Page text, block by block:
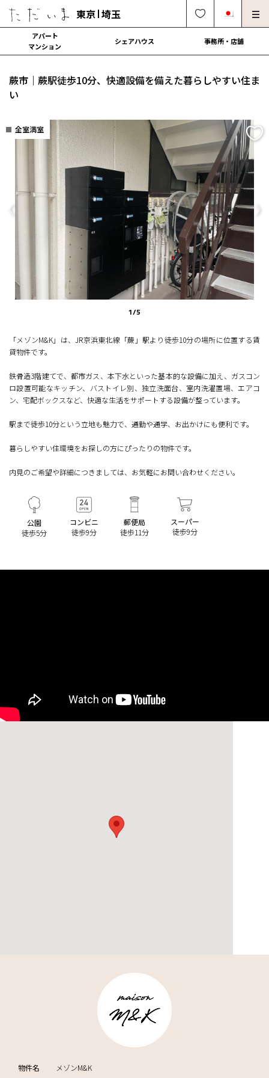
東京 埼玉
中文可 English OK 0120-249-900
オーナー様向け・管理募集
法人社宅でのご利用
解約・修理・各種依頼
契約の流れ
運営会社
アパート
マンション
シェアハウス 事務所・店舗
蕨市｜蕨駅徒歩10分、快適設備を備えた暮らしやすい住ま
い
全室満室
1/5
「メゾンM&K」は、JR京浜東北線「蕨」駅より徒歩10分の場所に位置する賃
貸物件です。
鉄骨造3階建てで、都市ガス、本下水といった基本的な設備に加え、ガスコン
ロ設置可能なキッチン、バストイレ別、独立洗面台、室内洗濯置場、エアコ
ン、宅配ボックスなど、快適な生活をサポートする設備が整っています。
駅まで徒歩10分という立地も魅力で、通勤や通学、お出かけにも便利です。
暮らしやすい住環境をお探しの方にぴったりの物件です。
内見のご希望や詳細につきましては、お気軽にお問い合わせください。
公園
徒歩5分
コンビニ
徒歩9分
郵便局
徒歩11分
スーパー
徒歩9分
物件名 メゾンM&K